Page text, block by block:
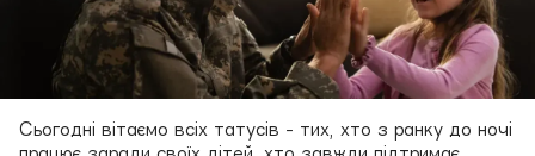
Сьогодні вітаємо всіх татусів - тих, хто з ранку до ночі